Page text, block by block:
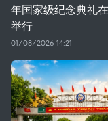
年国家级纪念典礼
举行
01/08/2026 14:21